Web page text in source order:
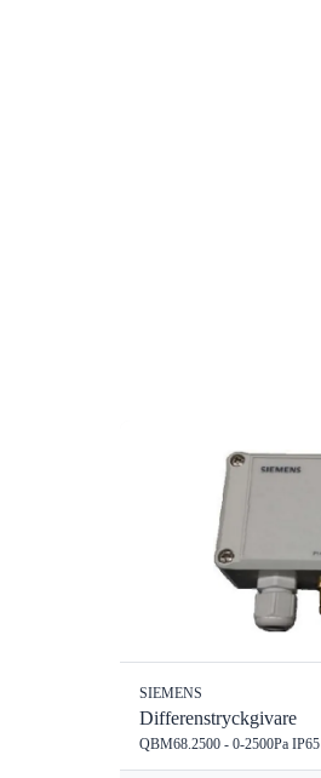
SIEMENS
Differenstryckgivare
QBM68.2500 - 0-2500Pa IP65